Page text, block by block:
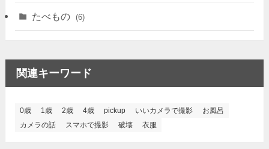
たべもの (6)
関連キーワード
0歳 1歳 2歳 4歳 pickup いいカメラで撮影
お風呂
カメラの話
スマホで撮影 破壊 衣服